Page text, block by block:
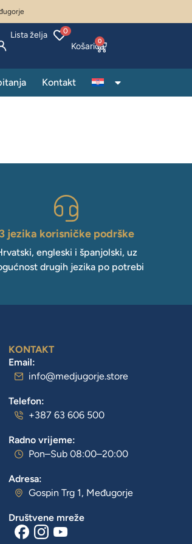
Lista želja 0
0
Kontakt
3 jezika korisničke podrške
engleski i španjolski, uz
drugih jezika po potrebi
KONTAKT
Email:
info@medjugorje.store
Telefon:
+387 63 606 500
Radno vrijeme:
Pon–Sub 08:00–20:00
Adresa:
Gospin Trg 1, Međugorje
Društvene mreže